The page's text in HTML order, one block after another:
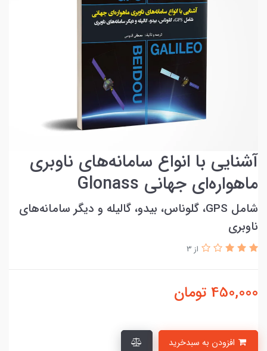
آشنایی با انواع سامانه‌های ناوبری
ماهواره‌ای جهانی Glonass
شامل GPS، گلوناس، بیدو، گالیله و دیگر سامانه‌های
ناوبری
از 3
450,000 تومان